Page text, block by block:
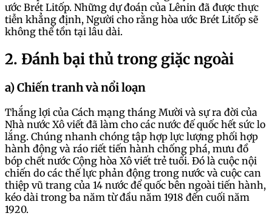
ước Brét Litốp. Những dự đoán của Lênin đã được thực
tiễn khẳng định, Người cho rằng hòa ước Brét Litốp sẽ
không thể tồn tại lâu dài.
2. Đánh bại thủ trong giặc ngoài
a) Chiến tranh và nổi loạn
Thắng lợi của Cách mạng tháng Mười và sự ra đời của
Nhà nước Xô viết đã làm cho các nước đế quốc hết sức lo
lắng. Chúng nhanh chóng tập hợp lực lượng phối hợp
hành động và ráo riết tiến hành chống phá, mưu đồ
bóp chết nước Cộng hòa Xô viết trẻ tuổi. Đó là cuộc nội
chiến do các thế lực phản động trong nước và cuộc can
thiệp vũ trang của 14 nước để quốc bên ngoài tiến hành,
kéo dài trong ba năm từ đầu năm 1918 đến cuối năm
1920.